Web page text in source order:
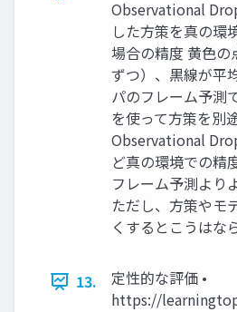
Observational
した方策を真の環
場合の精度 黄色の
ずつ）、黒線が平
パのフレーム予測
を使って方策を別
Observational
ど真の環境での精
フレーム予測より
ただし、方策やモ
くするとこうはな
13.
定性的な評価 •
https://